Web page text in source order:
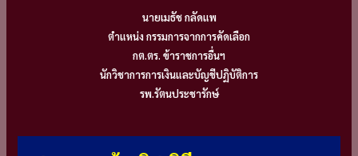
นายเมธัช กลัดแพ
ตำแหน่ง กรรมการจากการคัดเลือก
กต.ตร. ข้าราชการอื่นฯ
นักวิชาการการเงินและบัญชีปฏิบัติการ
รพ.รัตนประชารักษ์